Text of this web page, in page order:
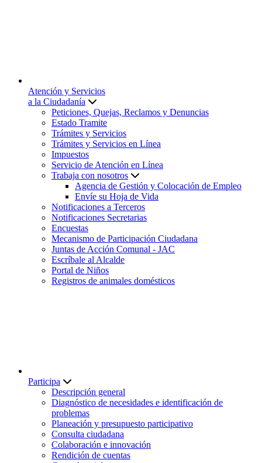
Atención y Servicios
a la Ciudadanía
Peticiones, Quejas, Reclamos y Denuncias
Estado Tramite
Trámites y Servicios
Trámites y Servicios en Línea
Impuestos
Servicio de Atención en Línea
Trabaja con nosotros
Agencia de Gestión y Colocación de Empleo
Envíe su Hoja de Vida
Notificaciones a Terceros
Notificaciones Secretarias
Encuestas
Mecanismo de Participación Ciudadana
Juntas de Acción Comunal - JAC
Escríbale al Alcalde
Portal de Niños
Registros de animales domésticos
Participa
Descripción general
Diagnóstico de necesidades e identificación de
problemas
Planeación y presupuesto participativo
Consulta ciudadana
Colaboración e innovación
Rendición de cuentas